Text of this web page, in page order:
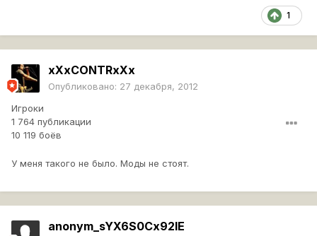
1
xXxCONTRxXx
Опубликовано: 27 декабря, 2012
Игроки
1 764 публикации
10 119 боёв
У меня такого не было. Моды не стоят.
anonym_sYX6S0Cx92IE